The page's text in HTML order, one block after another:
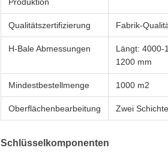
Produktion
Qualitätszertifizierung Fabrik-
H-Bale Abmessungen
Längt: 4000-
1200 mm
Mindestbestellmenge 1000 m2
Oberflächenbearbeitung Zwei
Schlüsselkomponenten